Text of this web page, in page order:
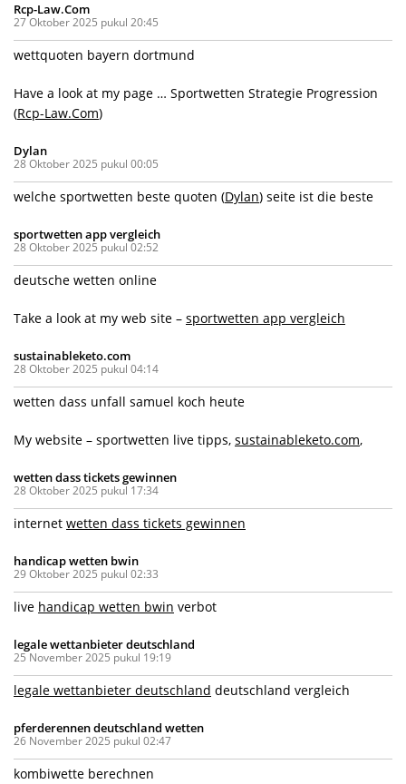
Rcp-Law.Com
27 Oktober 2025 pukul 20:45
wettquoten bayern dortmund
Have a look at my page … Sportwetten Strategie Progression
(Rcp-Law.Com)
Dylan
28 Oktober 2025 pukul 00:05
welche sportwetten beste quoten (Dylan) seite ist die beste
sportwetten app vergleich
28 Oktober 2025 pukul 02:52
deutsche wetten online
Take a look at my web site – sportwetten app vergleich
sustainableketo.com
28 Oktober 2025 pukul 04:14
wetten dass unfall samuel koch heute
My website – sportwetten live tipps, sustainableketo.com,
wetten dass tickets gewinnen
28 Oktober 2025 pukul 17:34
internet wetten dass tickets gewinnen
handicap wetten bwin
29 Oktober 2025 pukul 02:33
live handicap wetten bwin verbot
legale wettanbieter deutschland
25 November 2025 pukul 19:19
legale wettanbieter deutschland deutschland vergleich
pferderennen deutschland wetten
26 November 2025 pukul 02:47
kombiwette berechnen